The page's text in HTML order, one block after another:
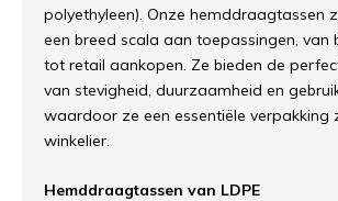
polyethyleen). Onze hemddraagtassen
een breed scala aan toepassingen, van
tot retail aankopen. Ze bieden de
van stevigheid, duurzaamheid en
waardoor ze een essentiële verpakking
winkelier.
Hemddraagtassen van LDPE